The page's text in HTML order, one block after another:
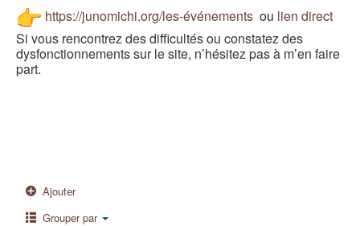
https://junomichi.org/les-événements ou lien direct
Si vous rencontrez des difficultés ou constatez des
dysfonctionnements sur le site, n’hésitez pas à m’en faire
part.
Ajouter
Grouper par